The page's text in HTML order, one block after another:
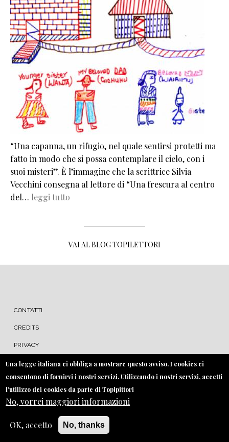
“Una capanna, un rifugio, nel quale sentirsi protetti ma
fatto in modo che si possa contemplare il cielo, con i
suoi misteri”. È l’immagine che la scrittrice Silvia
Vecchini consegna al lettore di “Una frescura al centro
del… leggi tutto
VAI AL BLOG TOPILETTORI
MENU FOOTER
CONTATTI
CREDITS
PRIVACY
COOKIE
Una legge italiana ci obbliga a mostrare questo avviso. I cookies ci
consentono di fornirvi i nostri servizi. Utilizzando i nostri servizi, accetti
l'utilizzo dei cookies da parte di Topipittori
No, vorrei maggiori informazioni
OK, accetto No, thanks